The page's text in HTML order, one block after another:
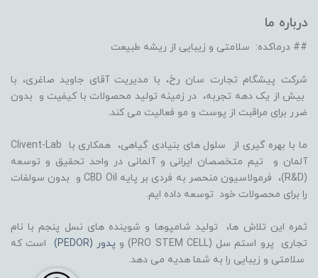
درباره ما
## درماکده: سلامتی و زیبایی از ریشه طبیعت
شرکت پیشگام تجارت سان رخ، با مدیریت آقای جاوید صاغری، با
بیش از یک دهه تجربه، در زمینه تولید محصولات با کیفیت و بدون
ضرر برای مراقبت از پوست و مو فعالیت می کند.
ما با بهره گیری از سلول های بنیادی گیاهی، همکاری با Clivent-Lab
آلمان و تیم متخصصان ایرانی و آلمانی در واحد تحقیق و توسعه
(R&D)، فرمولاسیون منحصر به فردی بر پایه CBD Oil و بدون سولفات
را برای محصولات خود توسعه داده ایم.
ثمره این تلاش ها، تولید شامپوها و شوینده های نسل پنجم با نام
تجاری پرو استم سل (PRO STEM CELL) و
پدور (PEDOR)
است که
سلامتی و زیبایی را به شما هدیه می دهد.